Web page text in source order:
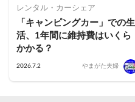
レンタル・カーシェア
「キャンピングカー」での生
活、1年間に維持費はいくら
かかる？
2026.7.2 やまがた夫婦